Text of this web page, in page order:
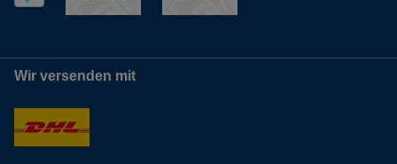
Wir versenden mit